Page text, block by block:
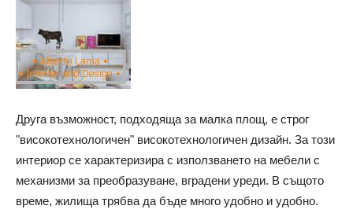
Друга възможност, подходяща за малка площ, е строг
"високотехнологичен" високотехнологичен дизайн. За този
интериор се характеризира с използването на мебели с
механизми за преобразуване, вградени уреди. В същото
време, жилища трябва да бъде много удобно и удобно.